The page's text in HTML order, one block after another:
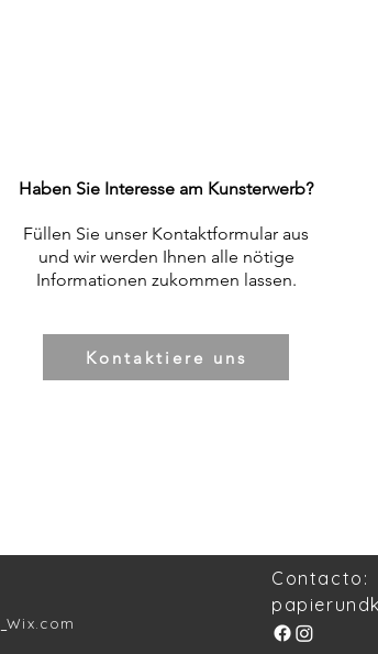
Haben Sie Interesse am Kunsterwerb?
Füllen Sie unser Kontaktformular aus
und wir werden Ihnen alle nötige
Informationen zukommen lassen.
Kontaktiere uns
Wix.com
Contacto: